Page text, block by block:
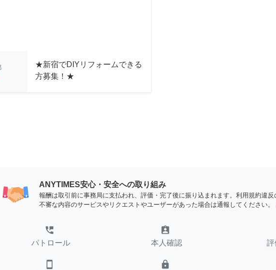
★新宿でDIYリフォームできる
方募集！★
ANYTIMES安心・安全への取り組み
報酬は取引前に事務局に支払われ、評価・完了後に振り込まれます。利用規約違反
不審な内容のサービスやリクエストやユーザーがあった場合は通報してください。
perm_phone_msg
パトロール
assignment_ind
本人確認
smartphone lock